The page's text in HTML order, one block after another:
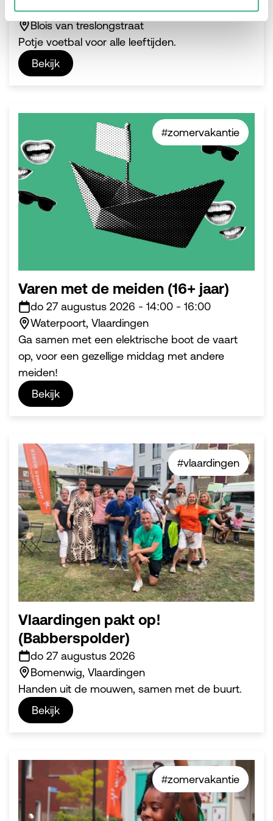
wo 26 augustus 2026-14:00-16:00
Blois van treslongstraat
Potje voetbal voor alle leeftijden.
Bekijk
Varen met de meiden (16+ jaar)
do 27 augustus 2026 - 14:00 - 16:00
Waterpoort, Vlaardingen
Ga samen met een elektrische boot de vaart
op, voor een gezellige middag met andere
meiden!
Bekijk
#zomervakantie
Vlaardingen pakt op!
(Babberspolder)
do 27 augustus 2026
Bomenwig, Vlaardingen
Handen uit de mouwen, samen met de buurt.
Bekijk
#vlaardingen
#zomervakantie